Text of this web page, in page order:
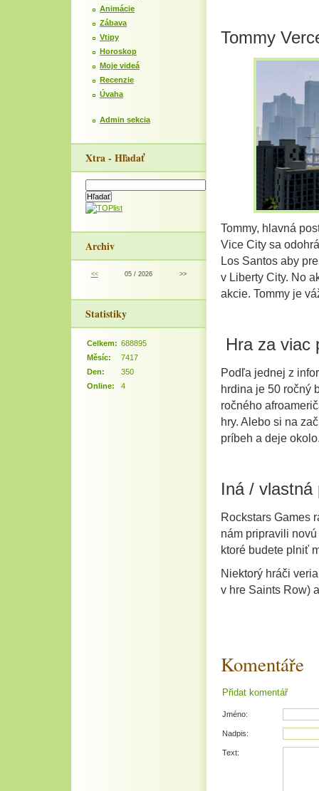
Animácie
Zábava
Vtipy
Horoskop
Moje videá
Recenzie
Úvaha
Admin sekcia
Xtra - Hľadať
Archiv
<< 05 / 2026 >>
Statistiky
Online: 4
Celkem: 688895
Měsíc:
7417
Den:
350
Tommy
Tommy, hlavná
Vice City sa
Los Santos aby
v Liberty City. No
akcie. Tommy je
Hra za viac
Podľa jednej z
hrdina je 50 ročný
ročného
hry. Alebo si na
príbeh a deje
Iná / vlastná
Rockstars Games
nám pripravili
ktoré budete plniť
Niektorý hráči
v hre Saints Row)
Komentáře
Přidat komentář
Jméno:
Nadpis:
Text: